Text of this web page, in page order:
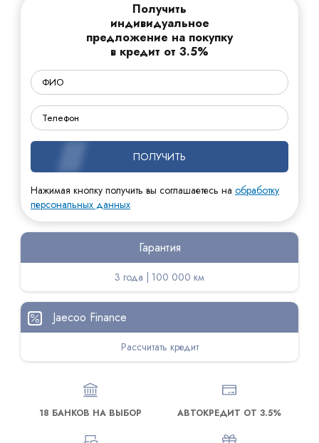
Получить
индивидуальное
предложение на покупку
в кредит от 3.5%
ПОЛУЧИТЬ
Нажимая кнопку получить вы соглашаетесь на обработку
персональных данных
Гарантия
3 года | 100 000 км
Jaecoo Finance
Рассчитать кредит
18 БАНКОВ НА ВЫБОР АВТОКРЕДИТ ОТ 3.5%